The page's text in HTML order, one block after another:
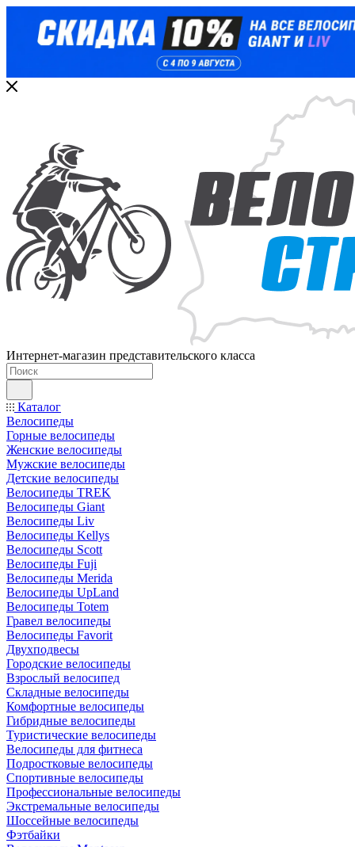
Интернет-магазин представительского класса
Каталог
Велосипеды
Горные велосипеды
Женские велосипеды
Мужские велосипеды
Детские велосипеды
Велосипеды TREK
Велосипеды Giant
Велосипеды Liv
Велосипеды Kellys
Велосипеды Scott
Велосипеды Fuji
Велосипеды Merida
Велосипеды UpLand
Велосипеды Totem
Гравел велосипеды
Велосипеды Favorit
Двухподвесы
Городские велосипеды
Взрослый велосипед
Складные велосипеды
Комфортные велосипеды
Гибридные велосипеды
Туристические велосипеды
Велосипеды для фитнеса
Подростковые велосипеды
Спортивные велосипеды
Профессиональные велосипеды
Экстремальные велосипеды
Шоссейные велосипеды
Фэтбайки